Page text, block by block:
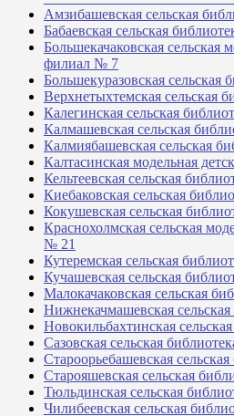
Амзибашевская сельская
Бабаевская сельская
Большекачаковская сельская
филиал № 7
Большекуразовская
Верхнетыхтемская сельская
Калегинская сельская
Калмашевская сельская
Калмиябашевская сельская
Калтасинская модельная
Кельтеевская сельская
Киебаковская сельская
Кокушевская сельская
Краснохолмская сельская
№ 21
Кутеремская сельская
Кучашевская сельская
Малокачаковская сельская
Нижнекачмашевская
Новокильбахтинская
Сазовская сельская
Староорьебашевская
Старояшевская сельская
Тюльдинская сельская
Чилибеевская сельская